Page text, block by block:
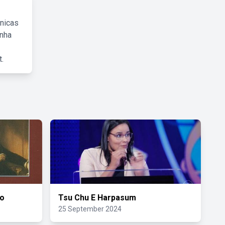
Tsu Chu E Harpasum
25 September 2024